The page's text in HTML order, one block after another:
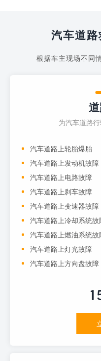
汽车道路
根据车主现场不同
为汽车道路
汽车道路上轮胎爆胎
汽车道路上发动机故障
汽车道路上电路故障
汽车道路上刹车故障
汽车道路上变速器故障
汽车道路上冷却系统故
汽车道路上燃油系统故
汽车道路上灯光故障
汽车道路上方向盘故障